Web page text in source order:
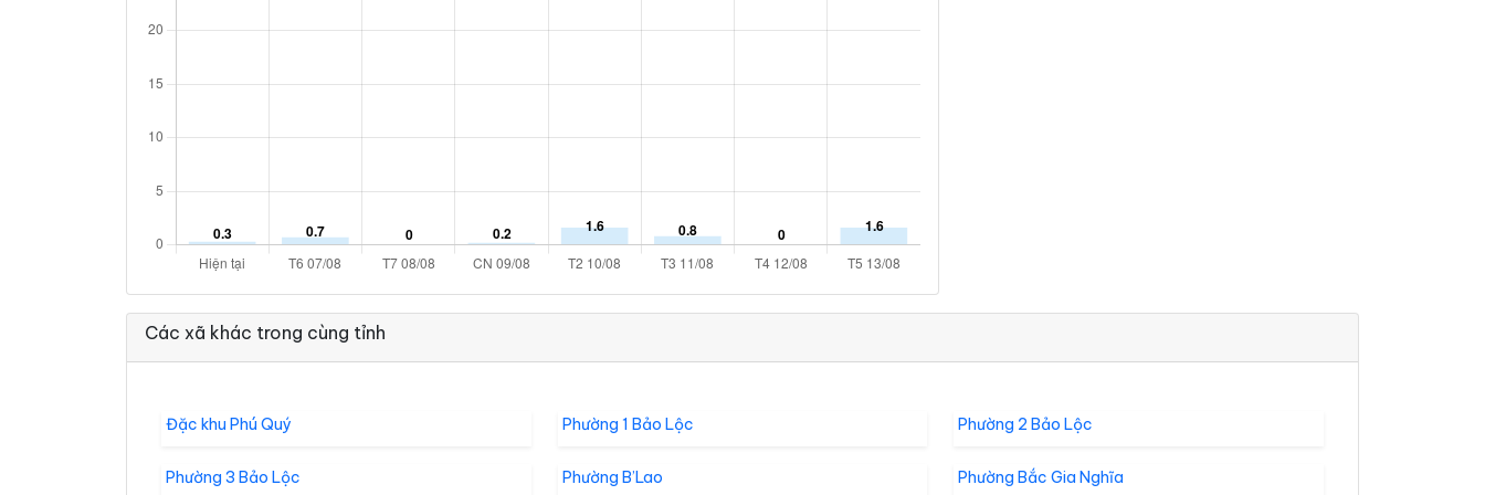
Các xã khác trong cùng tỉnh
Đặc khu Phú Quý Phường 1 Bảo Lộc Phường 2 Bảo Lộc
Phường 3 Bảo Lộc Phường B’Lao Phường Bắc Gia Nghĩa